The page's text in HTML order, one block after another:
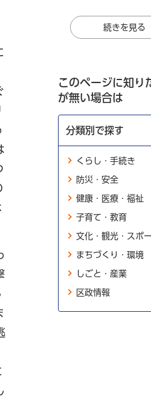
続きを見る
このページに知り
が無い場合は
分類別で探す
くらし・手続き
防災・安全
健康・医療・福祉
子育て・教育
文化・観光・スポ
まちづくり・環境
しごと・産業
区政情報